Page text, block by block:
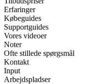
Erfaringer
Købeguides
Supportguides
Vores videoer
Noter
Ofte stillede spørgsmål
Kontakt
Input
Arbejdspladser